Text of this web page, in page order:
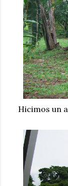
Hicimos un